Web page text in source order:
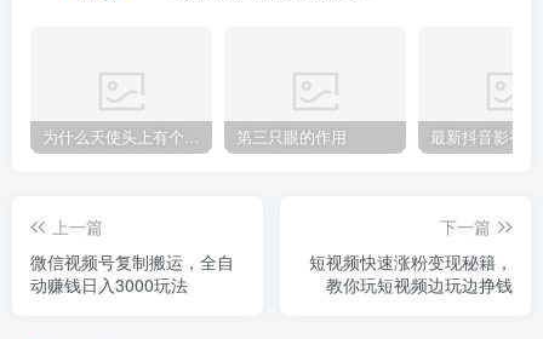
为什么天使头上有个圈？ 第三只眼的作用
上一篇
微信视频号复制搬运，全自
动赚钱日入3000玩法
下一篇
短视频快速涨粉变现秘籍，
教你玩短视频边玩边挣钱